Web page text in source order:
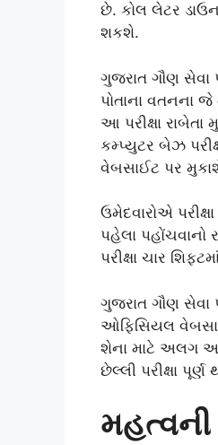
છે. કોલ લેટર
શકશે.
ગુજરાત ગૌણ સેવા
પોતાના વતનના જે
આ પરીક્ષા
કમ્પ્યુટર બેઝ
વેબસાઈટ પર
ઉમેદવારોએ
પહેલા
પરીક્ષા ચાર
ગુજરાત ગૌણ સેવા
ઓફિસિયલ
શેના માટે અલગ
છેલ્લી પરીક્ષા
મહત્વની